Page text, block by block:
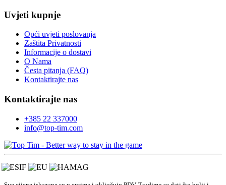
Uvjeti kupnje
Opći uvjeti poslovanja
Zaštita Privatnosti
Informacije o dostavi
O Nama
Česta pitanja (FAQ)
Kontaktirajte nas
Kontaktirajte nas
+385 22 337000
info@top-tim.com